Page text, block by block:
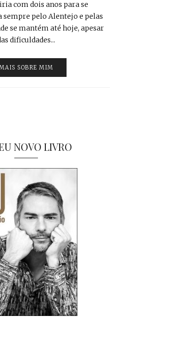
com dois anos para se
sempre pelo Alentejo e pelas
se mantém até hoje, apesar
dificuldades...
SOBRE MIM
NOVO LIVRO